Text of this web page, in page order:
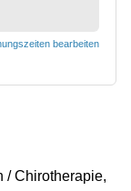
bearbeiten
/ Chirotherapie,